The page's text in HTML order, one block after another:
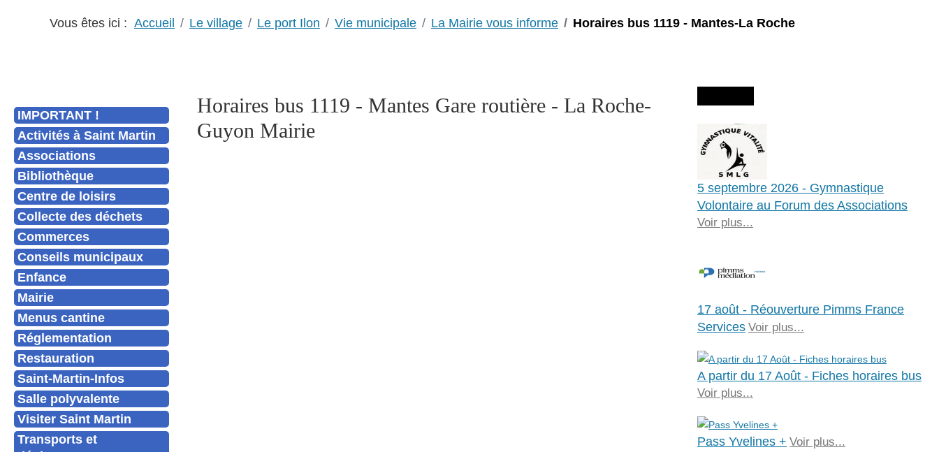
Vous êtes ici : Accueil Le village Le port Ilon Vie municipale La Mairie vous informe Horaires bus 1119 - Mantes-La Roche
IMPORTANT !
Activités à Saint Martin
Associations
Bibliothèque
Centre de loisirs
Collecte des déchets
Commerces
Conseils municipaux
Enfance
Mairie
Menus cantine
Réglementation
Restauration
Saint-Martin-Infos
Salle polyvalente
Visiter Saint Martin
Transports et
Horaires bus 1119 - Mantes Gare routière - La Roche-
Guyon Mairie
5 septembre 2026 - Gymnastique
Volontaire au Forum des Associations
Voir plus...
17 août - Réouverture Pimms France
Services Voir plus...
A partir du 17 Août - Fiches horaires bus
Voir plus...
Pass Yvelines + Voir plus...